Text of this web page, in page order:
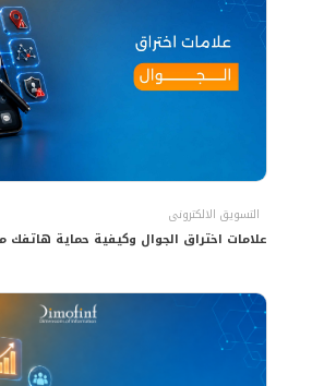
التسويق الالكترونى
علامات اختراق الجوال وكيفية حماية